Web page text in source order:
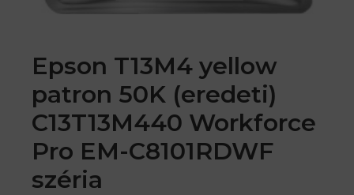
Epson T13M4 yellow
patron 50K (eredeti)
C13T13M440 Workforce
Pro EM-C8101RDWF
széria